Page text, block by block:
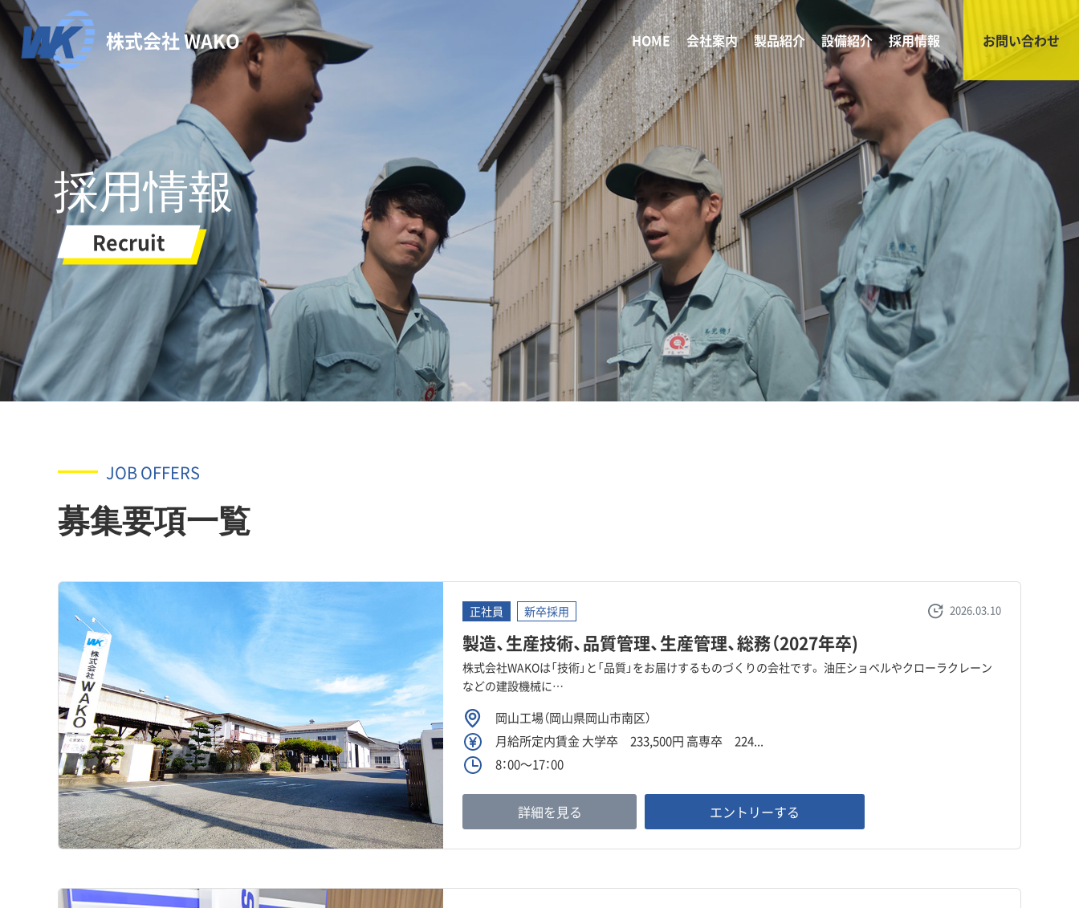
株式会社 WAKO HOME 会社案内 製品紹介 設備紹介 採用情報 お問い合わせ
採用情報
Recruit
JOB OFFERS
募集要項一覧
正社員 新卒採用 2026.03.10
製造、生産技術、品質管理、生産管理、総務（2027年卒)
株式会社WAKOは「技術」と「品質」をお届けするものづくりの会社です。 油圧ショベルやクローラクレーン
などの建設機械に…
岡山工場（岡山県岡山市南区）
月給所定内賃金 大学卒 233,500円 高専卒 224...
8：00～17：00
詳細を見る エントリーする